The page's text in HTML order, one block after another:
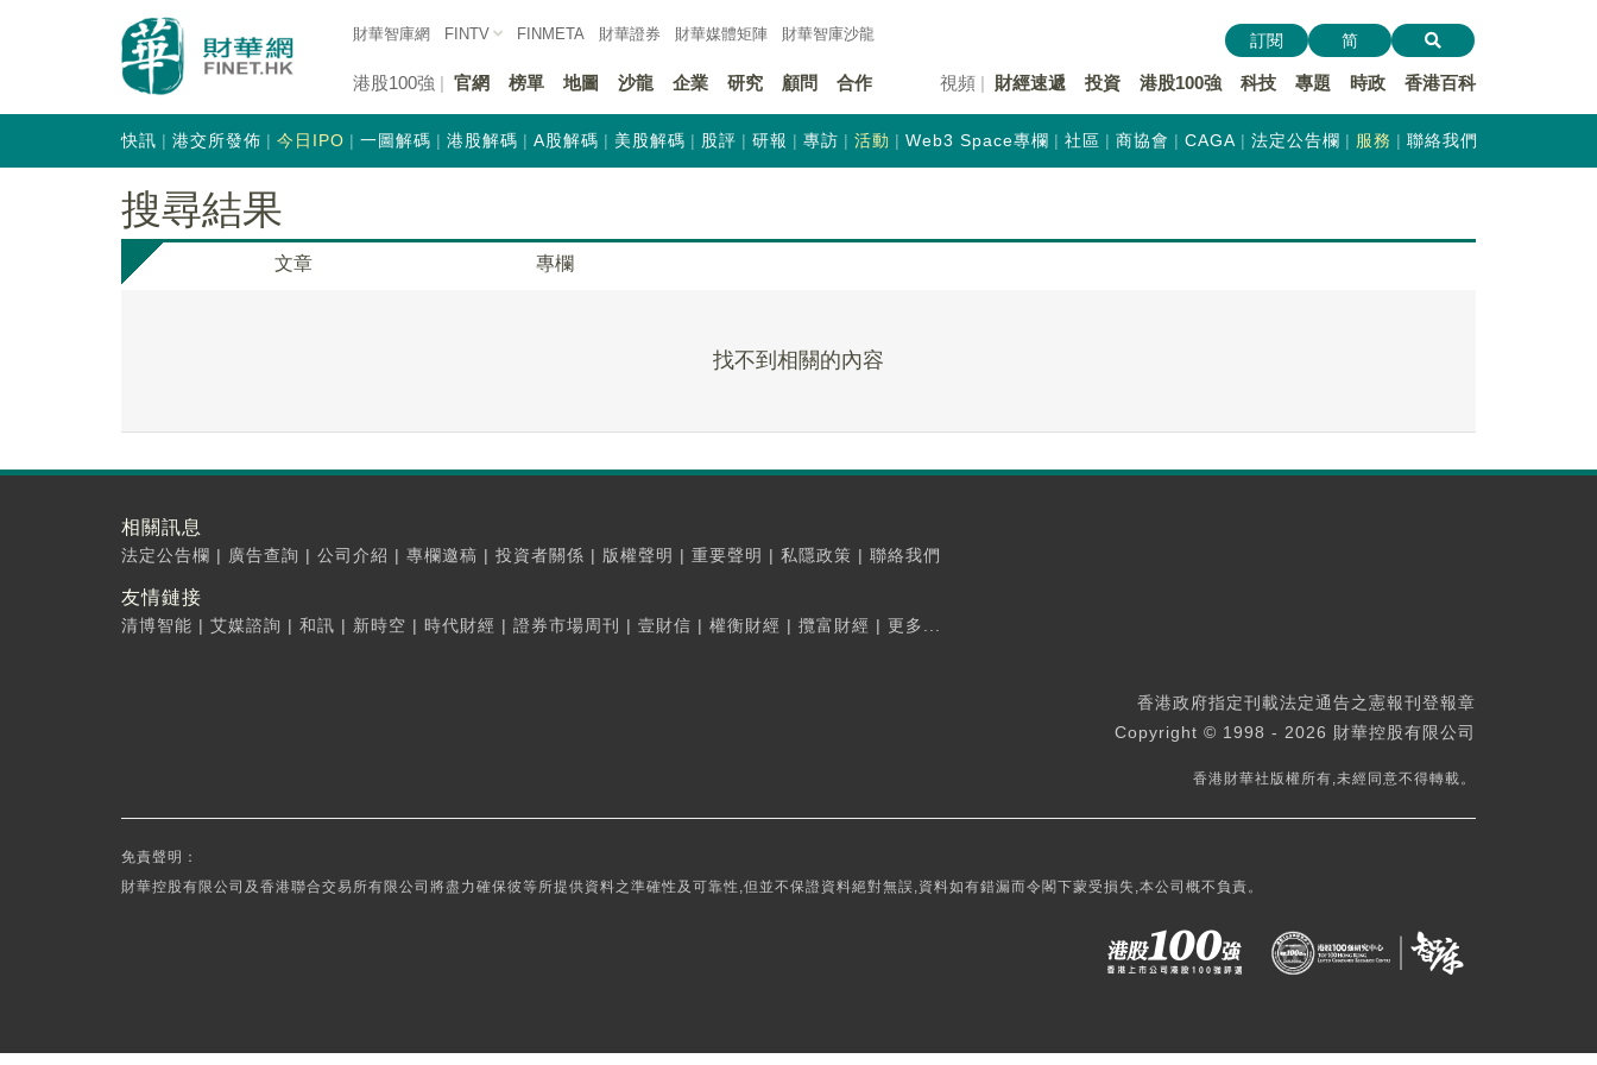
財華智庫網 FINTV FINMETA 財華證券 財華媒體矩陣 財華智庫沙龍
港股100強 官網 榜單 地圖 沙龍 企業 研究 顧問 合作 視頻 財經速遞 投資 港股100強 科技 專題 時政 香港百科
訂閱 简
快訊 港交所發佈 今日IPO 一圖解碼 港股解碼 A股解碼 美股解碼 股評 研報 專訪 活動 Web3 Space專欄 社區 商協會 CAGA 法定公告欄 服務 聯絡我們
搜尋結果
文章 專欄
找不到相關的內容
相關訊息
法定公告欄 | 廣告查詢 | 公司介紹 | 專欄邀稿 | 投資者關係 | 版權聲明 | 重要聲明 | 私隱政策 | 聯絡我們
友情鏈接
清博智能 | 艾媒諮詢 | 和訊 | 新時空 | 時代財經 | 證券市場周刊 | 壹財信 | 權衡財經 | 攬富財經 | 更多...
香港政府指定刊載法定通告之憲報刊登報章
Copyright © 1998 - 2026 財華控股有限公司
香港財華社版權所有,未經同意不得轉載。
免責聲明：
財華控股有限公司及香港聯合交易所有限公司將盡力確保彼等所提供資料之準確性及可靠性,但並不保證資料絕對無誤,資料如有錯漏而令閣下蒙受損失,本公司概不負責。